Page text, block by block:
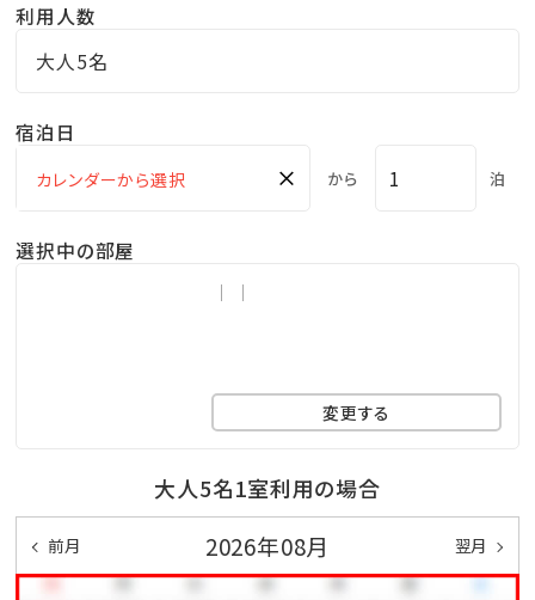
■指宿名物 ～砂蒸し温泉～■
自慢の温泉を汲み上げた砂蒸し温泉は、体の芯からポ
全天候型なので雨の日も安心して楽しめます！
極上の癒し時間で、心も体もリラックス＆デトックス♪
＜ご利用時間＞
広々とした大浴場でのんびり入浴タイム♪
ゴムの木が生い茂るトロピカル感抜群の“洞窟風露天
砂蒸し温泉会場からは直接大浴場へ行けますので、汗
をさっぱりお流しくださいませ
南国気分を満喫しながら、癒しのひと時を♪
利用人数
大人5名
宿泊日
× から 泊
選択中の部屋
変更する
大人5名1室利用の場合
前月 2026年08月 翌月